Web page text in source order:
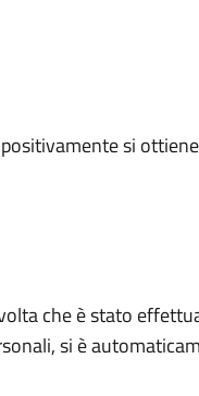
si
che è stato
si è